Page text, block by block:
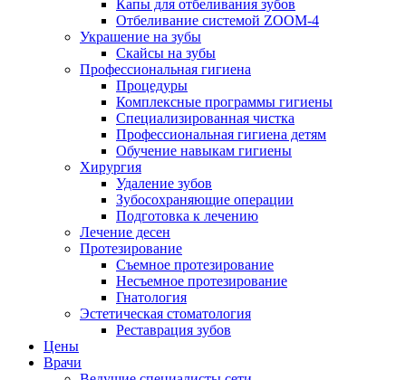
Капы для отбеливания зубов
Отбеливание системой ZOOM-4
Украшение на зубы
Скайсы на зубы
Профессиональная гигиена
Процедуры
Комплексные программы гигиены
Специализированная чистка
Профессиональная гигиена детям
Обучение навыкам гигиены
Хирургия
Удаление зубов
Зубосохраняющие операции
Подготовка к лечению
Лечение десен
Протезирование
Съемное протезирование
Несъемное протезирование
Гнатология
Эстетическая стоматология
Реставрация зубов
Цены
Врачи